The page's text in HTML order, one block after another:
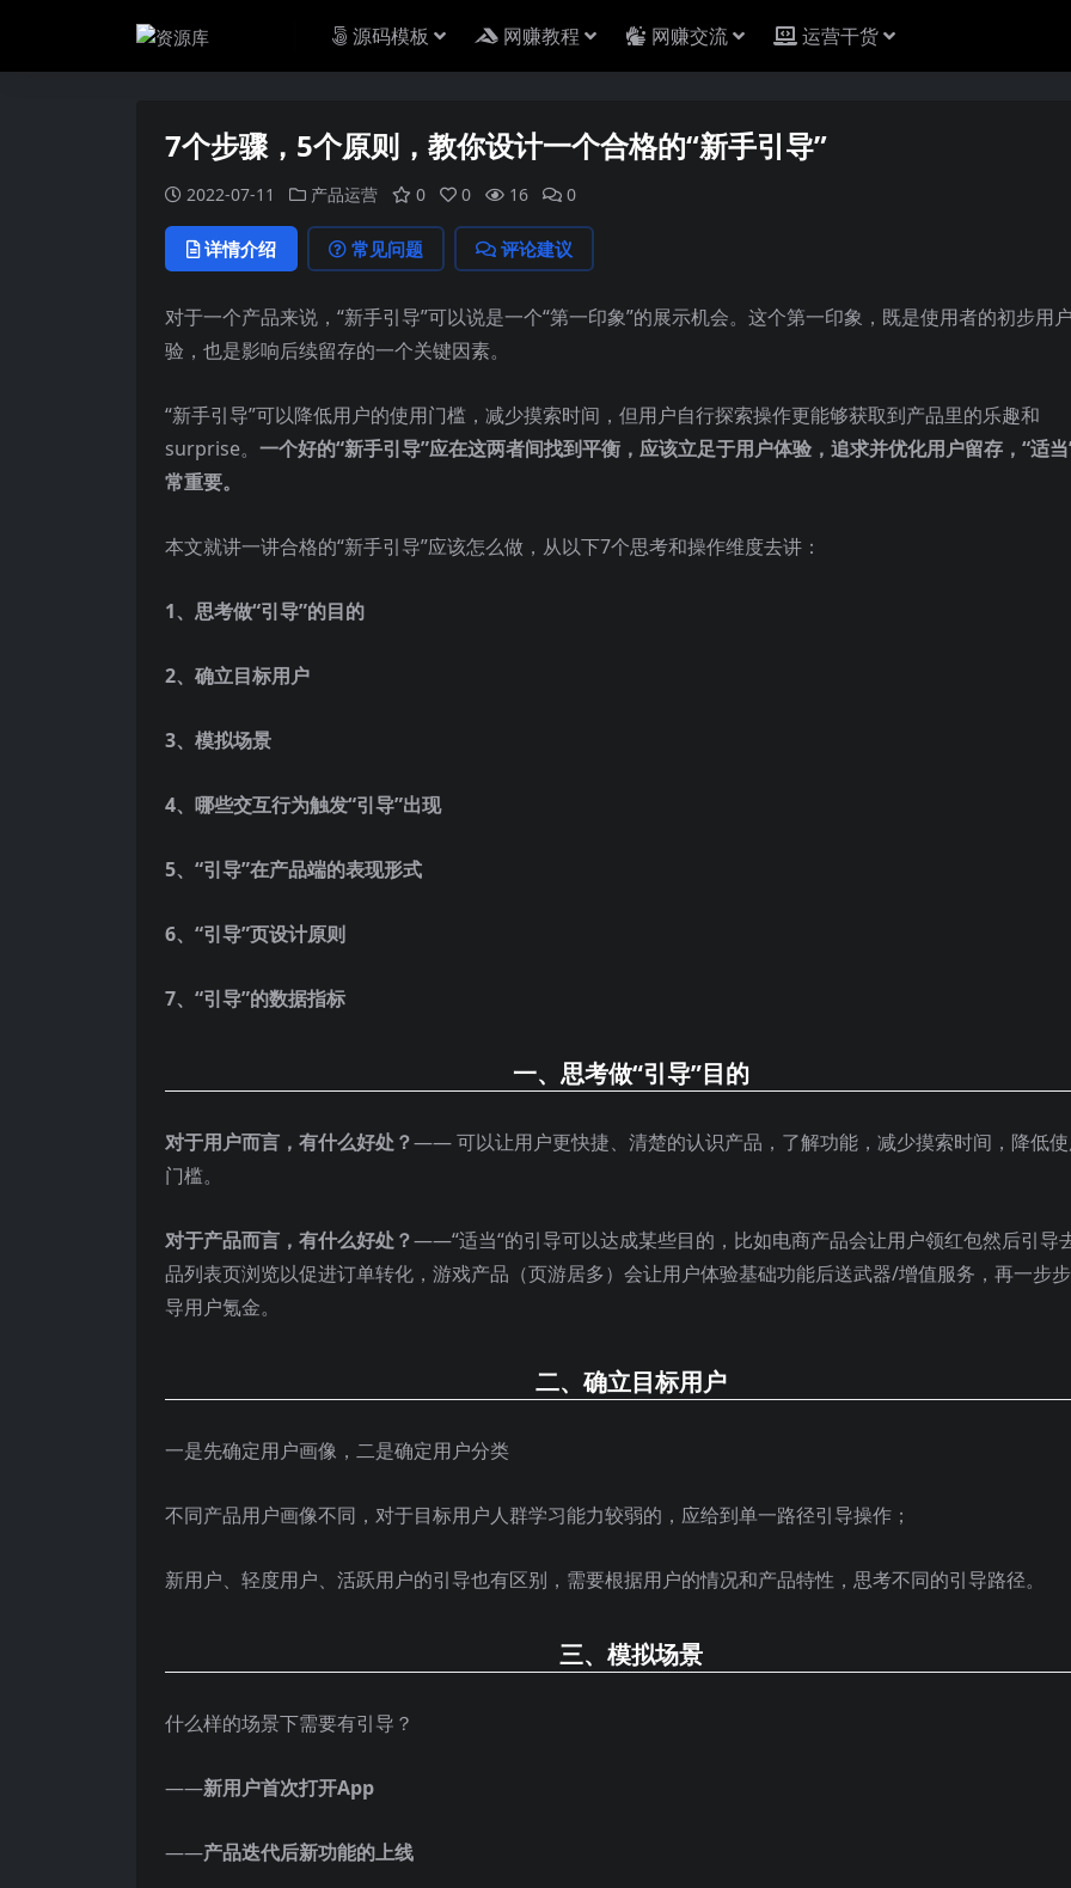
源码模板 网赚教程 网赚交流 运营干货
7个步骤，5个原则，教你设计一个合格的“新手引导”
2022-07-11 产品运营 0 0 16 0
详情介绍 常见问题 评论建议
对于一个产品来说，“新手引导”可以说是一个“第一印象”的展示机会。这个第一印象，既是使用者的初步用
验，也是影响后续留存的一个关键因素。
“新手引导”可以降低用户的使用门槛，减少摸索时间，但用户自行探索操作更能够获取到产品里的乐趣和
surprise。 一个好的“新手引导”应在这两者间找到平衡，应该立足于用户体验，追求并优化用户留存，“适
常重要。
本文就讲一讲合格的“新手引导”应该怎么做，从以下7个思考和操作维度去讲：
1、思考做“引导”的目的
2、确立目标用户
3、模拟场景
4、哪些交互行为触发“引导”出现
5、“引导”在产品端的表现形式
6、“引导”页设计原则
7、“引导”的数据指标
一、思考做“引导”目的
对于用户而言，有什么好处？—— 可以让用户更快捷、清楚的认识产品，了解功能，减少摸索时间，降低
门槛。
对于产品而言，有什么好处？——“适当“的引导可以达成某些目的，比如电商产品会让用户领红包然后引导
品列表页浏览以促进订单转化，游戏产品（页游居多）会让用户体验基础功能后送武器/增值服务，再一步
导用户氪金。
二、确立目标用户
一是先确定用户画像，二是确定用户分类
不同产品用户画像不同，对于目标用户人群学习能力较弱的，应给到单一路径引导操作；
新用户、轻度用户、活跃用户的引导也有区别，需要根据用户的情况和产品特性，思考不同的引导路径。
三、模拟场景
什么样的场景下需要有引导？
——新用户首次打开App
——产品迭代后新功能的上线